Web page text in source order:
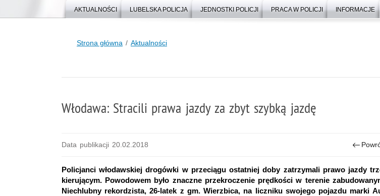
AKTUALNOŚCI LUBELSKA POLICJA JEDNOSTKI POLICJI PRACA W POLICJI INFORMACJE
Strona główna Aktualności
Włodawa: Stracili prawa jazdy za zbyt szybką jazdę
Data publikacji 20.02.2018
Policjanci włodawskiej drogówki w przeciągu ostatniej doby zatrzymali prawo jazdy
kierującym. Powodowem było znaczne przekroczenie prędkości w terenie
Niechlubny rekordzista, 26-latek z gm. Wierzbica, na liczniku swojego pojazdu marki